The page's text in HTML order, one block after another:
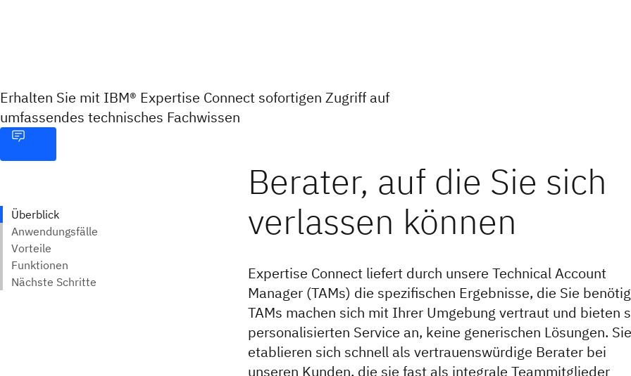
Erhalten Sie mit IBM® Expertise Connect sofortigen Zugriff auf
umfassendes technisches Fachwissen
Expertise Connect liefert durch unsere Technical Account
Manager (TAMs) die spezifischen Ergebnisse, die Sie
TAMs machen sich mit Ihrer Umgebung vertraut und bieten
personalisierten Service an, keine generischen Lösungen. Sie
etablieren sich schnell als vertrauenswürdige Berater bei
unseren Kunden, die sie fast als integrale Teammitglieder